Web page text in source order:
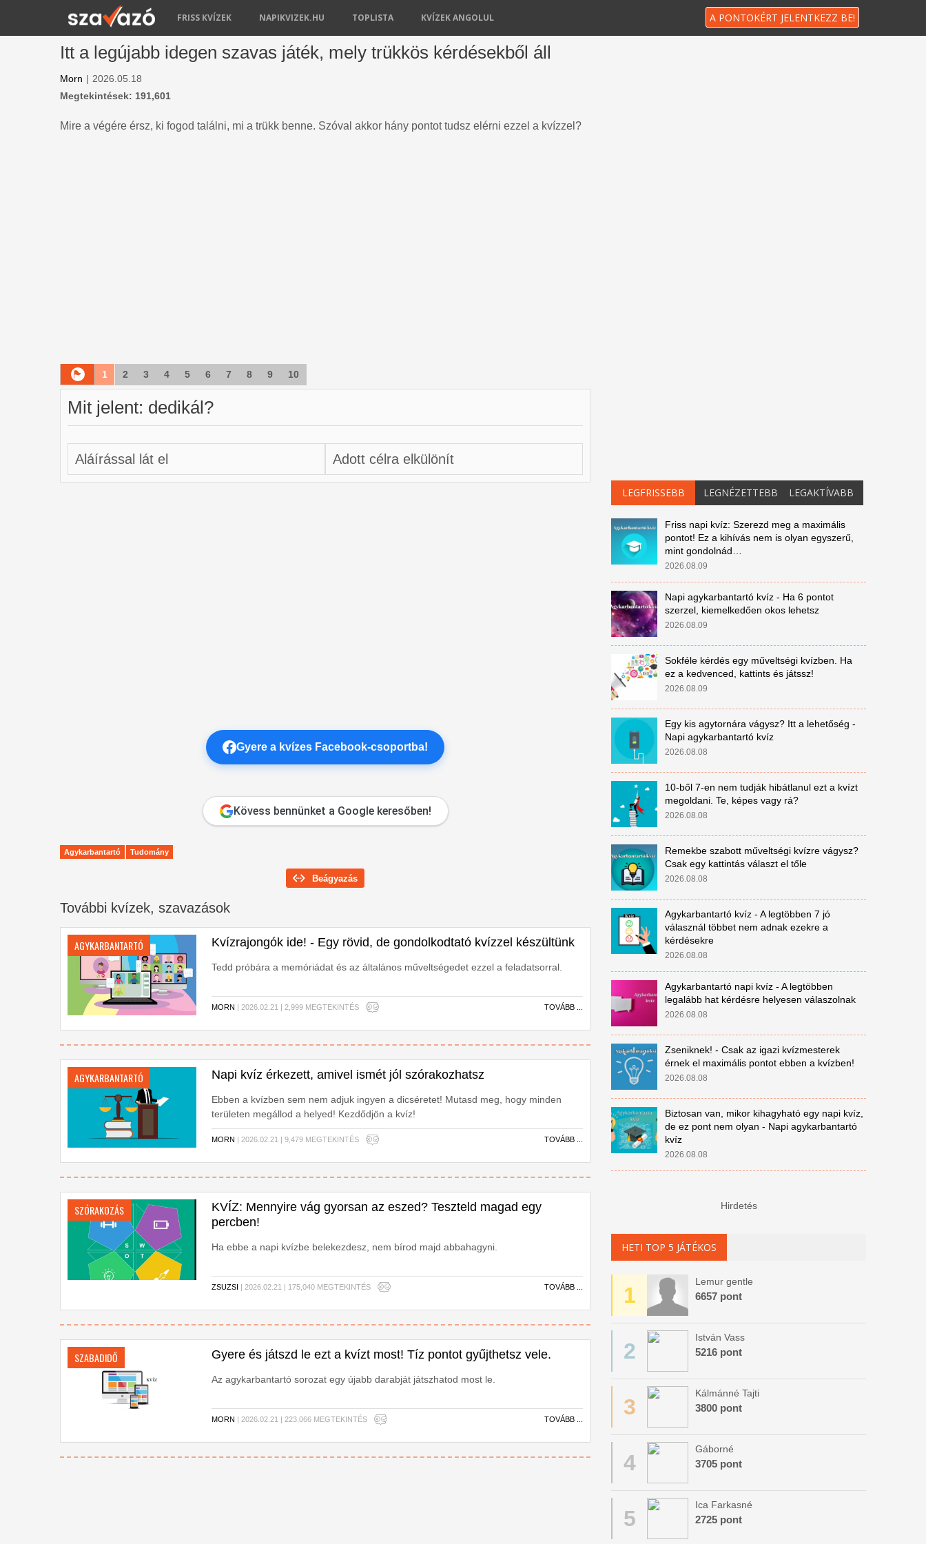
A PONTOKÉRT JELENTKEZZ BE!
FRISS KVÍZEK NAPIKVIZEK.HU TOPLISTA KVÍZEK ANGOLUL
Itt a legújabb idegen szavas játék, mely trükkös kérdésekből áll
Morn | 2026.05.18
Megtekintések: 191,601
Mire a végére érsz, ki fogod találni, mi a trükk benne. Szóval akkor hány pontot tudsz elérni ezzel a kvízzel?
1 2 3 4 5 6 7 8 9 10
Mit jelent: dedikál?
Aláírással lát el Adott célra elkülönít
Gyere a kvízes Facebook-csoportba!
Kövess bennünket a Google keresőben!
Agykarbantartó Tudomány
Beágyazás
További kvízek, szavazások
AGYKARBANTARTÓ Kvízrajongók ide! - Egy rövid, de gondolkodtató kvízzel készültünk
Tedd próbára a memóriádat és az általános műveltségedet ezzel a feladatsorral.
MORN | 2026.02.21 | 2,999 MEGTEKINTÉS TOVÁBB ...
AGYKARBANTARTÓ Napi kvíz érkezett, amivel ismét jól szórakozhatsz
Ebben a kvízben sem nem adjuk ingyen a dicséretet! Mutasd meg, hogy minden
területen megállod a helyed! Kezdődjön a kvíz!
MORN | 2026.02.21 | 9,479 MEGTEKINTÉS TOVÁBB ...
SZÓRAKOZÁS
KVÍZ: Mennyire vág gyorsan az eszed? Teszteld magad egy
percben!
Ha ebbe a napi kvízbe belekezdesz, nem bírod majd abbahagyni.
ZSUZSI | 2026.02.21 | 175,040 MEGTEKINTÉS TOVÁBB ...
SZABADIDŐ Gyere és játszd le ezt a kvízt most! Tíz pontot gyűjthetsz vele.
Az agykarbantartó sorozat egy újabb darabját játszhatod most le.
MORN | 2026.02.21 | 223,066 MEGTEKINTÉS TOVÁBB ...
LEGFRISSEBB LEGNÉZETTEBB LEGAKTÍVABB
Friss napi kvíz: Szerezd meg a maximális
pontot! Ez a kihívás nem is olyan egyszerű,
mint gondolnád…
2026.08.09
Napi agykarbantartó kvíz - Ha 6 pontot
szerzel, kiemelkedően okos lehetsz
2026.08.09
Sokféle kérdés egy műveltségi kvízben. Ha
ez a kedvenced, kattints és játssz!
2026.08.09
Egy kis agytornára vágysz? Itt a lehetőség -
Napi agykarbantartó kvíz
2026.08.08
10-ből 7-en nem tudják hibátlanul ezt a kvízt
megoldani. Te, képes vagy rá?
2026.08.08
Remekbe szabott műveltségi kvízre vágysz?
Csak egy kattintás választ el tőle
2026.08.08
Agykarbantartó kvíz - A legtöbben 7 jó
válasznál többet nem adnak ezekre a
kérdésekre
2026.08.08
Agykarbantartó napi kvíz - A legtöbben
legalább hat kérdésre helyesen válaszolnak
2026.08.08
Zseniknek! - Csak az igazi kvízmesterek
érnek el maximális pontot ebben a kvízben!
2026.08.08
Biztosan van, mikor kihagyható egy napi kvíz,
de ez pont nem olyan - Napi agykarbantartó
kvíz
2026.08.08
Hirdetés
HETI TOP 5 JÁTÉKOS
1
Lemur gentle
6657 pont
2
István Vass
5216 pont
3
Kálmánné Tajti
3800 pont
4
Gáborné
3705 pont
5
Ica Farkasné
2725 pont